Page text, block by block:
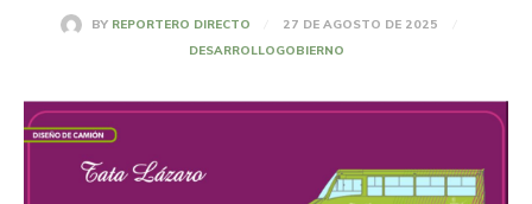
BY REPORTERO DIRECTO
27 DE AGOSTO DE 2025
DESARROLLOGOBIERNO